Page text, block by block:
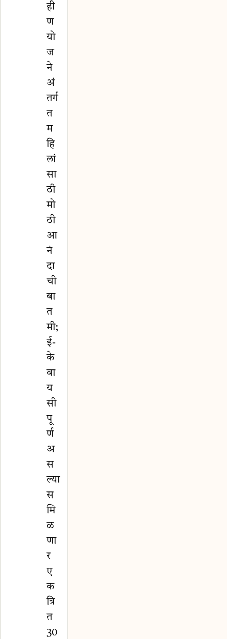
ही
ण
यो
ज
ने
अं
तर्ग
त
म
हि
लां
सा
ठी
मो
ठी
आ
नं
दा
ची
बा
त
मी;
ई-
के
वा
य
सी
पू
र्ण
अ
स
ल्या
स
मि
ळ
णा
र
ए
क
त्रि
त
30